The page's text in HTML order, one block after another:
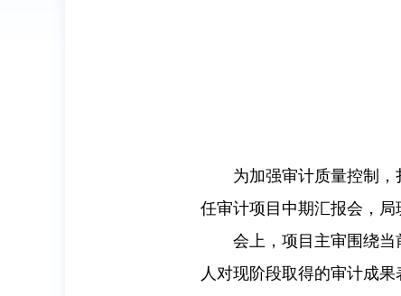
为加强审计质量控制
任审计项目中期汇报会，局
会上，项目主审围绕
人对现阶段取得的审计成